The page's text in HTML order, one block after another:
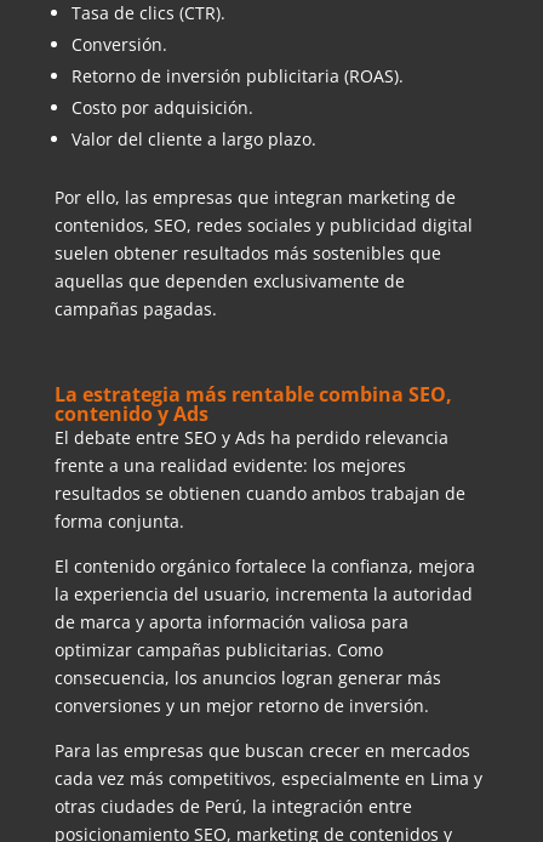
Tasa de clics (CTR).
Conversión.
Retorno de inversión publicitaria (ROAS).
Costo por adquisición.
Valor del cliente a largo plazo.
Por ello, las empresas que integran marketing de
contenidos, SEO, redes sociales y publicidad digital
suelen obtener resultados más sostenibles que
aquellas que dependen exclusivamente de
campañas pagadas.
La estrategia más rentable combina SEO,
contenido y Ads
El debate entre SEO y Ads ha perdido relevancia
frente a una realidad evidente: los mejores
resultados se obtienen cuando ambos trabajan de
forma conjunta.
El contenido orgánico fortalece la confianza, mejora
la experiencia del usuario, incrementa la autoridad
de marca y aporta información valiosa para
optimizar campañas publicitarias. Como
consecuencia, los anuncios logran generar más
conversiones y un mejor retorno de inversión.
Para las empresas que buscan crecer en mercados
cada vez más competitivos, especialmente en Lima y
otras ciudades de Perú, la integración entre
posicionamiento SEO, marketing de contenidos y